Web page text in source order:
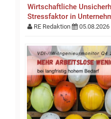
Wirtschaftliche
Stressfaktor in
RE Redaktion 05.08.2026